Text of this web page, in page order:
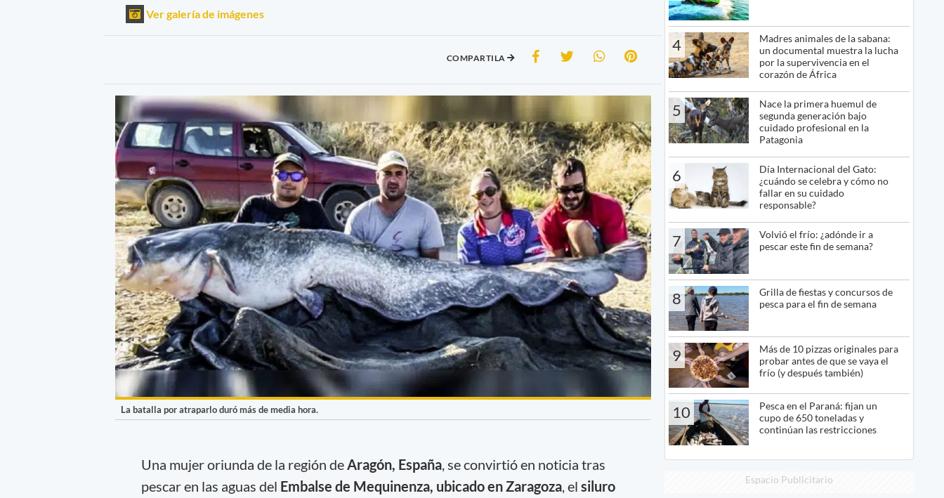
Ver galería de imágenes
COMPARTILA
La batalla por atraparlo duró más de media hora.
Una mujer oriunda de la región de Aragón, España, se convirtió en noticia tras
pescar en las aguas del Embalse de Mequinenza, ubicado en Zaragoza, el siluro
4
Madres animales de la sabana:
un documental muestra la lucha
por la supervivencia en el
corazón de África
5
Nace la primera huemul de
segunda generación bajo
cuidado profesional en la
Patagonia
6
Día Internacional del Gato:
¿cuándo se celebra y cómo no
fallar en su cuidado
responsable?
7
Volvió el frío: ¿adónde ir a
pescar este fin de semana?
8
Grilla de fiestas y concursos de
pesca para el fin de semana
9
Más de 10 pizzas originales para
probar antes de que se vaya el
frío (y después también)
10
Pesca en el Paraná: fijan un
cupo de 650 toneladas y
continúan las restricciones
Espacio Publicitario